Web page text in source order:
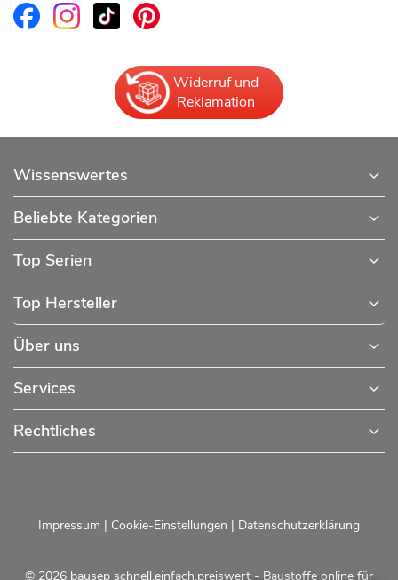
Widerruf und
Reklamation
Wissenswertes
Beliebte Kategorien
Top Serien
Top Hersteller
Über uns
Services
Rechtliches
© 2026 bausep schnell.einfach.preiswert - Baustoffe online für
Impressum | Cookie-Einstellungen | Datenschutzerklärung